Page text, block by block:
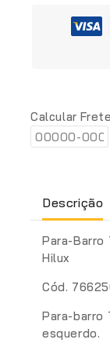
Calcular Frete
Descrição
Para-Barro
Hilux
Cód.
Para-barro
esquerdo.